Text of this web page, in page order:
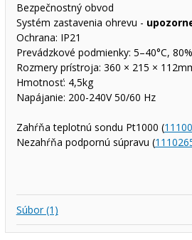
Bezpečnostný obvod
Systém zastavenia ohrevu -
Ochrana: IP21
Prevádzkové podmienky: 5–40°C,
Rozmery prístroja: 360 × 215 ×
Hmotnosť: 4,5kg
Napájanie: 200-240V 50/60 Hz
Zahŕňa teplotnú sondu Pt1000 (
Nezahŕňa podpornú súpravu (
Súbor (1)